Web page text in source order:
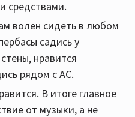
средствами.
волен сидеть в любом
садись у
нравится
рядом с АС.
В итоге главное
от музыки, а не